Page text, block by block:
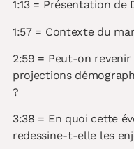
1:13 = Présentation de
1:57 = Contexte du
2:59 = Peut-on
projections
?
3:38 = En quoi cette
redessine-t-elle les